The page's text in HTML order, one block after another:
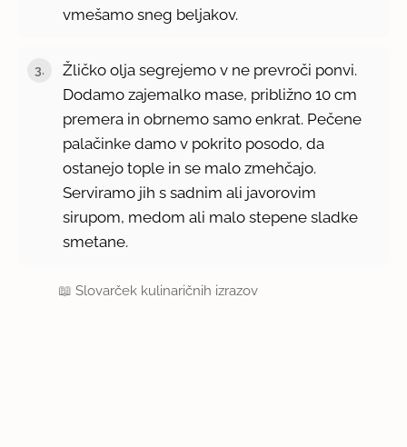
vmešamo sneg beljakov.
Žličko olja segrejemo v ne prevroči ponvi.
Dodamo zajemalko mase, približno 10 cm
premera in obrnemo samo enkrat. Pečene
palačinke damo v pokrito posodo, da
ostanejo tople in se malo zmehčajo.
Serviramo jih s sadnim ali javorovim
sirupom, medom ali malo stepene sladke
smetane.
📖Slovarček kulinaričnih izrazov